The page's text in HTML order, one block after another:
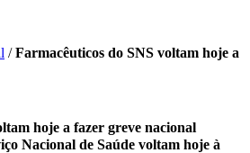
/Farmacêuticos do SNS voltam hoje a
hoje a fazer greve nacional
Nacional de Saúde voltam hoje à